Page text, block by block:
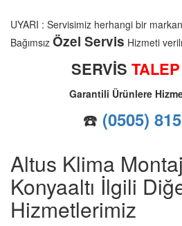
UYARI : Servisimiz herhangi bir
Bağımsız Özel Servis Hizmeti
SERVİS
Garantili Ürünlere
☎️ (0505)
Altus Klima
Konyaaltı İlgili
Hizmetlerimiz